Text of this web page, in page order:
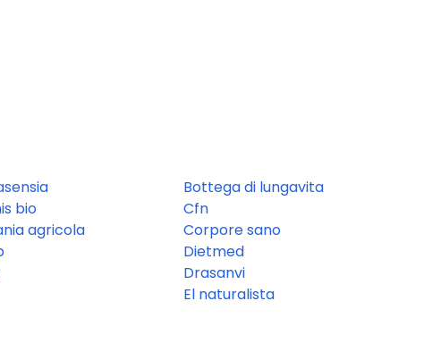
bio
agricola
Bottega di lungavita
Cfn
Corpore sano
Dietmed
Drasanvi
El naturalista